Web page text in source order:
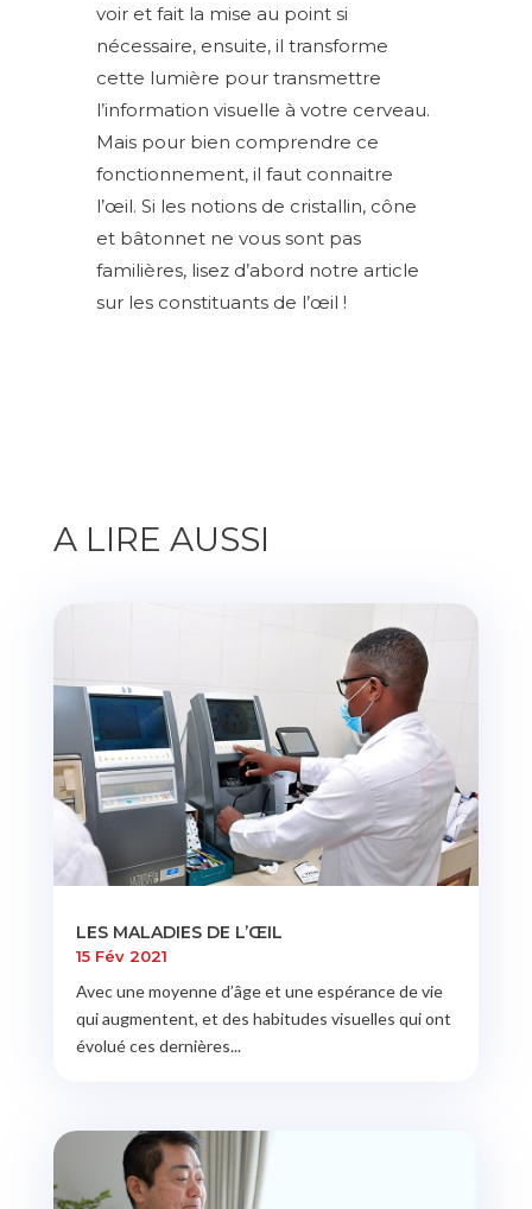
voir et fait la mise au point si
nécessaire, ensuite, il transforme
cette lumière pour transmettre
l’information visuelle à votre cerveau.
Mais pour bien comprendre ce
fonctionnement, il faut connaitre
l’œil. Si les notions de cristallin, cône
et bâtonnet ne vous sont pas
familières, lisez d’abord notre article
sur les constituants de l’œil !
A LIRE AUSSI
LES MALADIES DE L’ŒIL
15 Fév 2021
Avec une moyenne d’âge et une espérance de vie
qui augmentent, et des habitudes visuelles qui ont
évolué ces dernières...